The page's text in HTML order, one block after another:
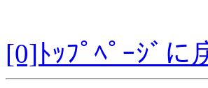
[0]ﾄｯﾌﾟﾍﾟｰｼﾞに